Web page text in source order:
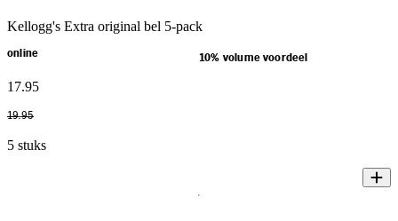
Kellogg's Extra original bel 5-pack
online 10% volume voordeel
17.95
19.95
5 stuks